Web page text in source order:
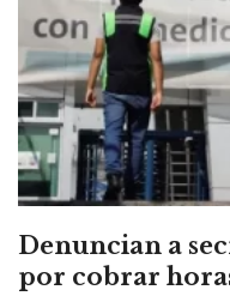
Denuncian a
por cobrar